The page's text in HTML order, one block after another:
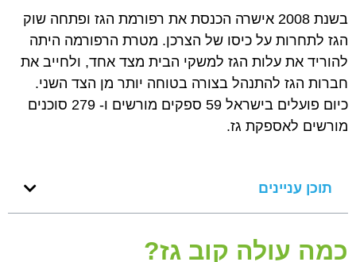
בשנת 2008 אישרה הכנסת את רפורמת הגז ופתחה שוק
הגז לתחרות על כיסו של הצרכן. מטרת הרפורמה היתה
להוריד את עלות הגז למשקי הבית מצד אחד, ולחייב את
חברות הגז להתנהל בצורה בטוחה יותר מן הצד השני.
כיום פועלים בישראל 59 ספקים מורשים ו- 279 סוכנים
מורשים לאספקת גז.
תוכן עניינים
כמה עולה קוב גז?